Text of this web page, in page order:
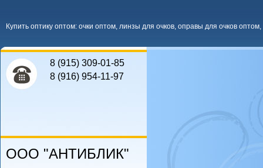
Купить оптику оптом: очки оптом, линзы для очков, оправы для очков оптом,
8 (915) 309-01-85
8 (916) 954-11-97
ООО "АНТИБЛИК"